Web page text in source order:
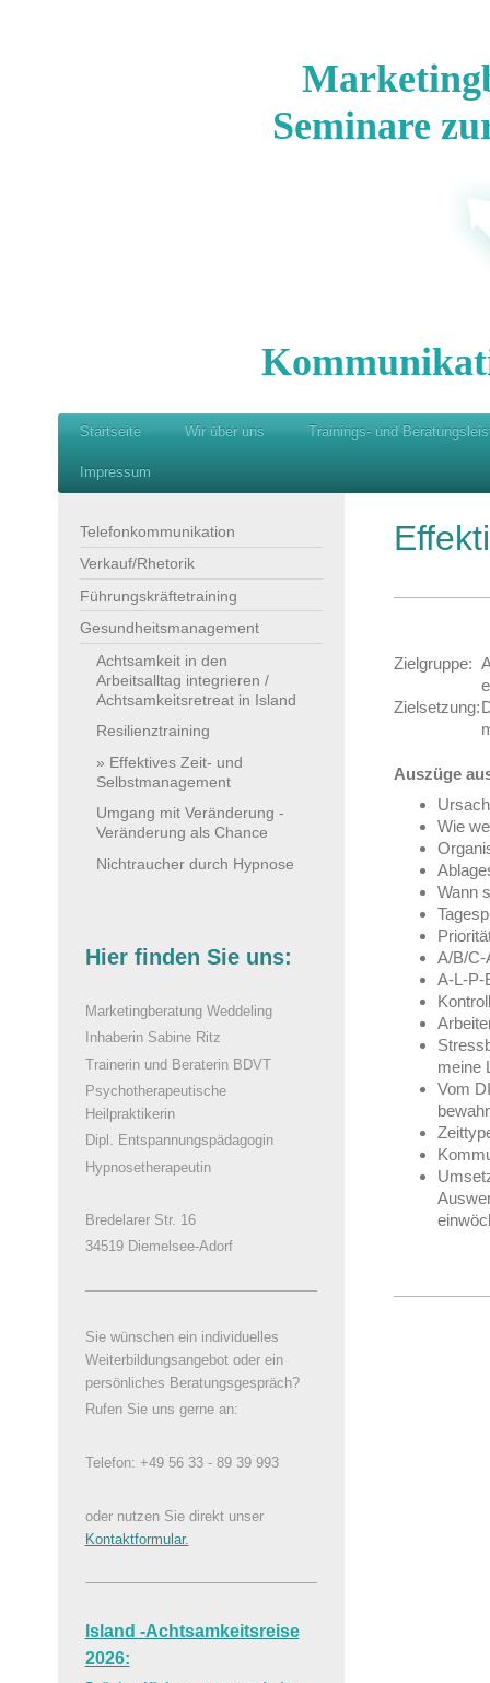
Seminare
Startseite Wir über uns Trainings- und
Impressum
Zielgruppe:
Zielsetzung:
Auszüge
Wie
Wann
A/B/C-
A-L-P-
meine
Vom
Telefonkommunikation
Verkauf/Rhetorik
Führungskräftetraining
Gesundheitsmanagement
Achtsamkeit in den
Arbeitsalltag integrieren /
Achtsamkeitsretreat in Island
Resilienztraining
Effektives Zeit- und
Selbstmanagement
Umgang mit Veränderung -
Veränderung als Chance
Nichtraucher durch Hypnose
Hier finden Sie uns:
Marketingberatung Weddeling
Inhaberin Sabine Ritz
Trainerin und Beraterin BDVT
Psychotherapeutische
Heilpraktikerin
Dipl. Entspannungspädagogin
Hypnosetherapeutin
Bredelarer Str. 16
34519 Diemelsee-Adorf
Sie wünschen ein individuelles
Weiterbildungsangebot oder ein
persönliches Beratungsgespräch?
Rufen Sie uns gerne an:
Telefon: +49 56 33 - 89 39 993
oder nutzen Sie direkt unser
Kontaktformular.
Island -Achtsamkeitsreise
2026: